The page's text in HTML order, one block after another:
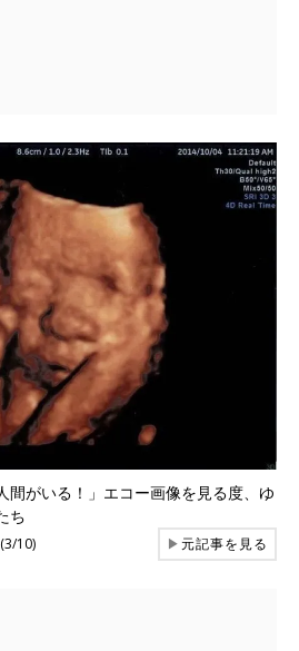
間がいる！」エコー画像を見る度、ゆ
ち
10) ▶元記事を見る